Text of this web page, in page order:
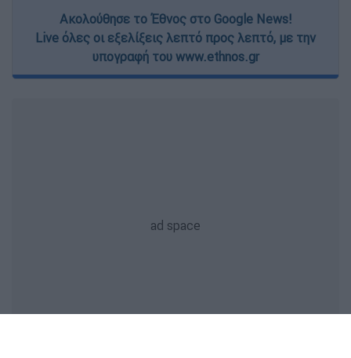
Ακολούθησε το Έθνος στο Google News!
Live όλες οι εξελίξεις λεπτό προς λεπτό, με την
υπογραφή του www.ethnos.gr